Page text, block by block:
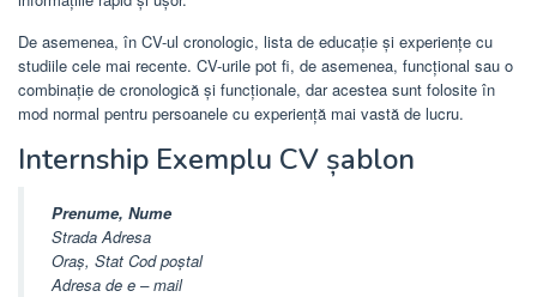
De asemenea, în CV-ul cronologic, lista de educație și experiențe cu
studiile cele mai recente. CV-urile pot fi, de asemenea, funcțional sau o
combinație de cronologică și funcționale, dar acestea sunt folosite în
mod normal pentru persoanele cu experiență mai vastă de lucru.
Internship Exemplu CV șablon
Prenume, Nume
Strada Adresa
Oraș, Stat Cod poștal
Adresa de e – mail